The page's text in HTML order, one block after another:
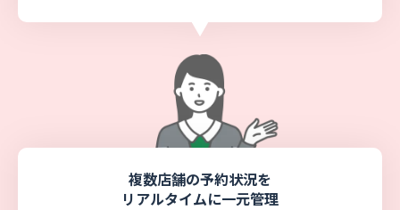
複数店舗の予約状況を
リアルタイムに一元管理